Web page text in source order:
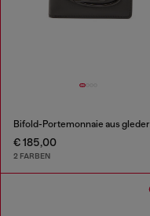
Bifold-Portemonnaie aus gleder
€ 185,00
2 FARBEN